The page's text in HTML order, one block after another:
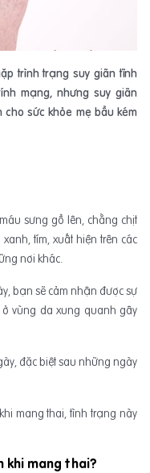
trình trạng suy giãn tĩnh
mạng, nhưng suy giãn
sức khỏe mẹ bầu kém
sưng gồ lên, chằng chịt
tím, xuất hiện trên các
nơi khác.
bạn sẽ cảm nhận được sự
vùng da xung quanh gây
đặc biệt sau những ngày
mang thai, tình trạng này
khi mang thai?